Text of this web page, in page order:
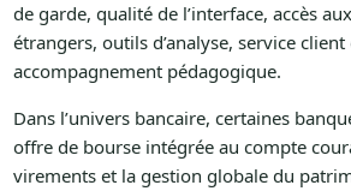
de garde, qualité de l’interface, accès
étrangers, outils d’analyse, service
accompagnement pédagogique.
Dans l’univers bancaire, certaines
offre de bourse intégrée au compte
virements et la gestion globale du